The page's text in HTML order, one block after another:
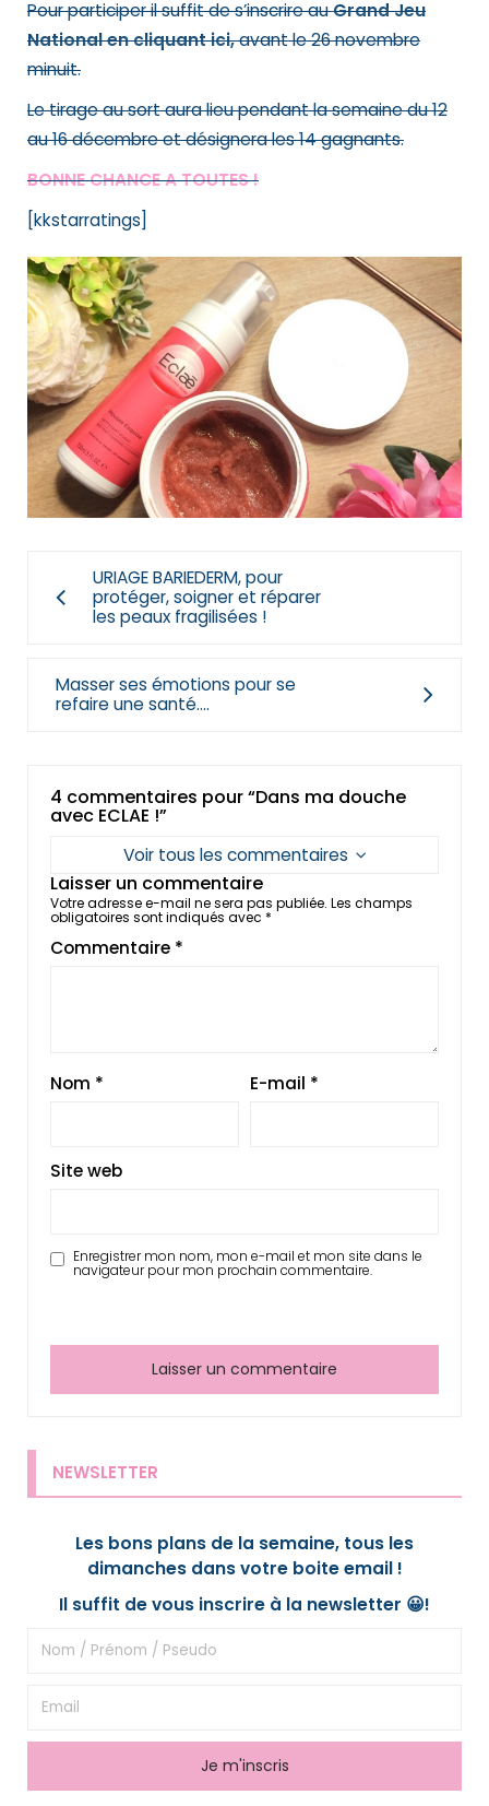
Pour participer il suffit de s’inscrire auGrand Jeu
National en cliquant ici,avant le 26 novembre
minuit.
Le tirage au sort aura lieu pendant la semaine du 12
au 16 décembre et désignera les 14 gagnants.
BONNE CHANCE A TOUTES !
[kkstarratings]
URIAGE BARIEDERM, pour
protéger, soigner et réparer
les peaux fragilisées !
Masser ses émotions pour se
refaire une santé….
4 commentaires pour “Dans ma douche
avec ECLAE !”
Voir tous les commentaires
Laisser un commentaire
Votre adresse e-mail ne sera pas publiée. Les champs
obligatoires sont indiqués avec *
Commentaire *
Nom * E-mail *
Site web
Enregistrer mon nom, mon e-mail et mon site dans le
navigateur pour mon prochain commentaire.
NEWSLETTER
Les bons plans de la semaine, tous les
dimanches dans votre boite email !
Il suffit de vous inscrire à la newsletter 😀!